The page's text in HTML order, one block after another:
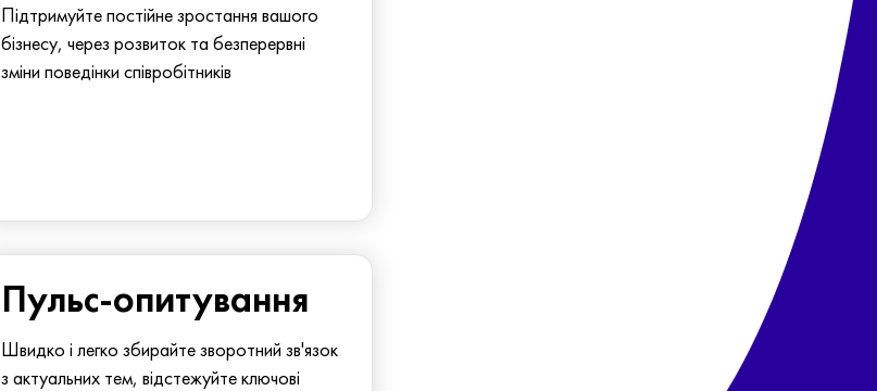
Підтримуйте постійне зростання вашого
бізнесу, через розвиток та безперервні
зміни поведінки співробітників
Пульс-опитування
Швидко і легко збирайте зворотний зв'язок
з актуальних тем, відстежуйте ключові